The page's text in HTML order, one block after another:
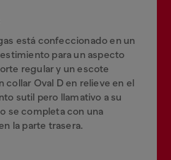
está confeccionado en un
para un aspecto
regular y un escote
collar Oval D en relieve en el
sutil pero llamativo a su
se completa con una
la parte trasera.